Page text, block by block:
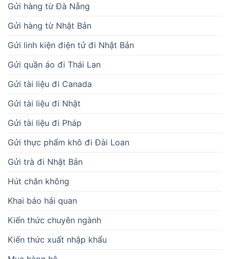
Gửi hàng từ Đà Nẵng
Gửi hàng từ Nhật Bản
Gửi linh kiện điện tử đi Nhật Bản
Gửi quần áo đi Thái Lan
Gửi tài liệu đi Canada
Gửi tài liệu đi Nhật
Gửi tài liệu đi Pháp
Gửi thực phẩm khô đi Đài Loan
Gửi trà đi Nhật Bản
Hút chân không
Khai báo hải quan
Kiến thức chuyên ngành
Kiến thức xuất nhập khẩu